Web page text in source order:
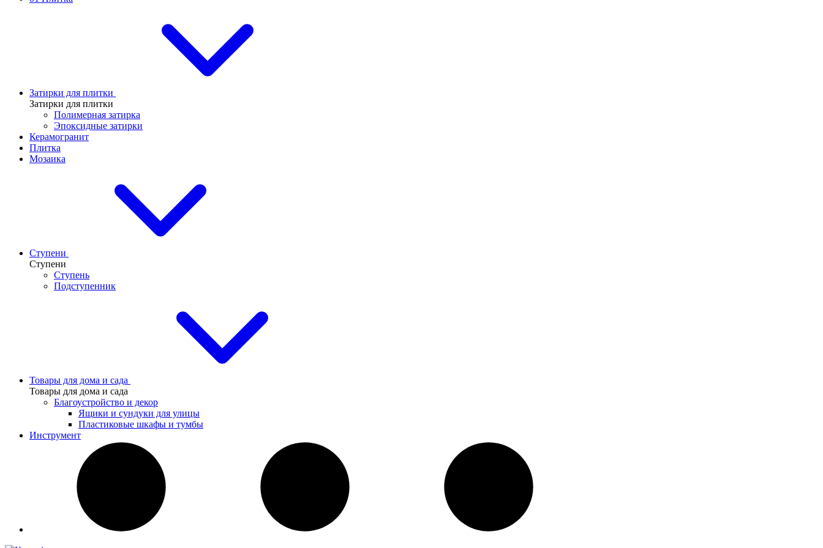
Затирки для плитки
Затирки для плитки
Полимерная затирка
Эпоксидные затирки
Керамогранит
Плитка
Мозаика
Ступени
Ступени
Ступень
Подступенник
Товары для дома и сада
Товары для дома и сада
Благоустройство и декор
Ящики и сундуки для улицы
Пластиковые шкафы и тумбы
Инструмент